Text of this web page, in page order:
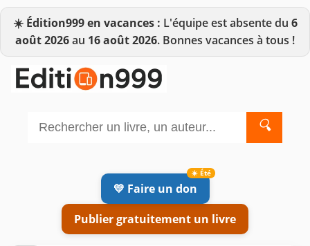
☀️ Édition999 en vacances : L'équipe est absente du 6
août 2026au 16 août 2026. Bonnes vacances à tous !
🔍
💛 Faire un don
Publier gratuitement un livre